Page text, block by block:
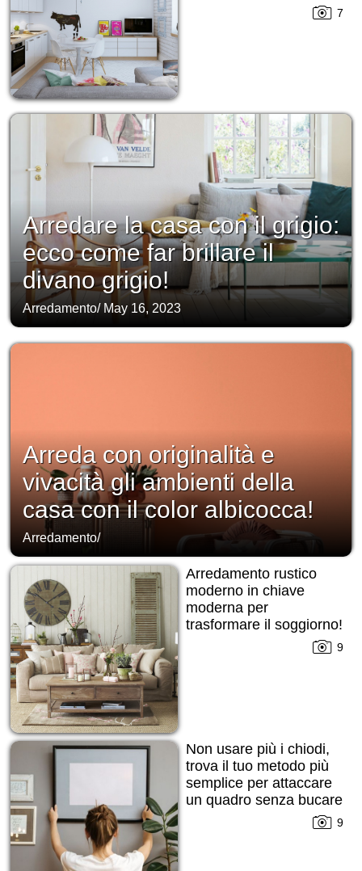
7
Arredare la casa con il grigio:
ecco come far brillare il
divano grigio!
Arredamento/ May 16, 2023
Arreda con originalità e
vivacità gli ambienti della
casa con il color albicocca!
Arredamento/
Arredamento rustico
moderno in chiave
moderna per
trasformare il soggiorno!
9
Non usare più i chiodi,
trova il tuo metodo più
semplice per attaccare
un quadro senza bucare
9